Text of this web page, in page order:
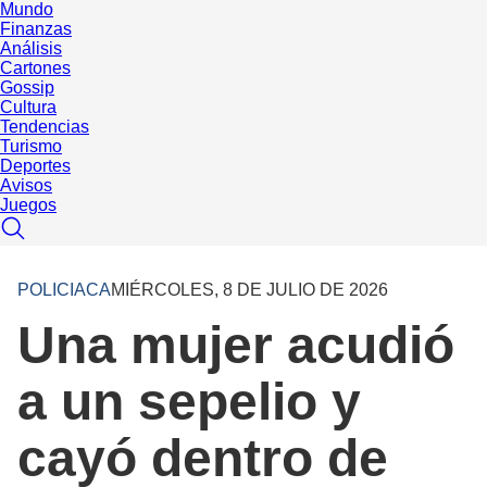
Mundo
Finanzas
Análisis
Cartones
Gossip
Cultura
Tendencias
Turismo
Deportes
Avisos
Juegos
POLICIACAMIÉRCOLES, 8 DE JULIO DE 2026
Una mujer acudió
a un sepelio y
cayó dentro de